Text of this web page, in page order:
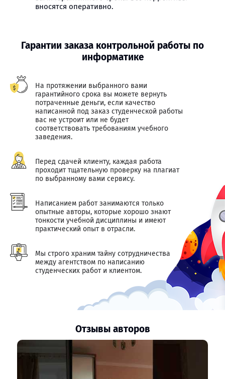
вносятся оперативно.
Гарантии заказа контрольной работы по
информатике
На протяжении выбранного вами
гарантийного срока вы можете вернуть
потраченные деньги, если качество
написанной под заказ студенческой работы
вас не устроит или не будет
соответствовать требованиям учебного
заведения.
Перед сдачей клиенту, каждая работа
проходит тщательную проверку на плагиат
по выбранному вами сервису.
Написанием работ занимаются только
опытные авторы, которые хорошо знают
тонкости учебной дисциплины и имеют
практический опыт в отрасли.
Мы строго храним тайну сотрудничества
между агентством по написанию
студенческих работ и клиентом.
Отзывы авторов